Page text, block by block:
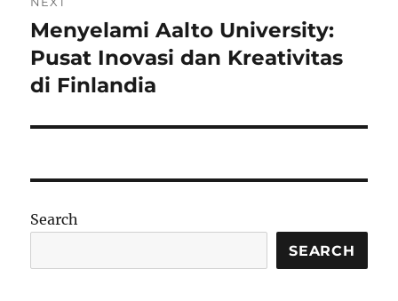
Next
post:
Menyelami Aalto University:
Pusat Inovasi dan Kreativitas
di Finlandia
Search
SEARCH